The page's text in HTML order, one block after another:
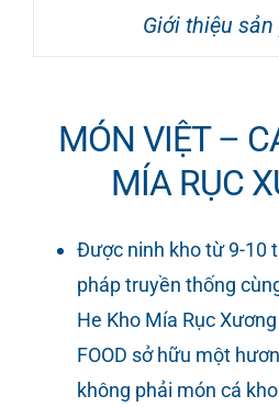
Giới thiệu
MÓN VIỆT –
MÍA RỤC
Được ninh kho từ 9-10
pháp truyền thống
He Kho Mía Rục
FOOD sở hữu một
không phải món cá